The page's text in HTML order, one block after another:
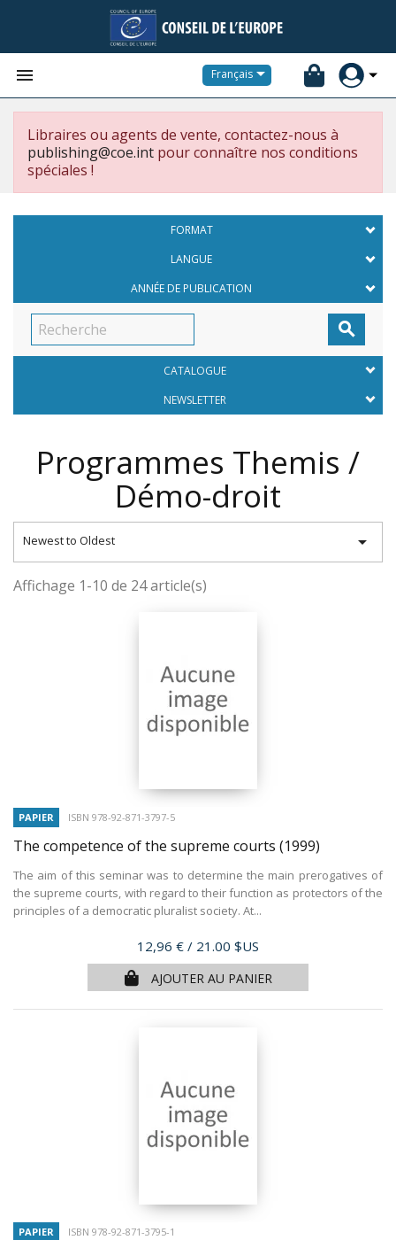
 Français
Libraires ou agents de vente, contactez-nous à
publishing@coe.int pour connaître nos conditions
spéciales !
FORMAT
LANGUE
ANNÉE DE PUBLICATION

CATALOGUE
NEWSLETTER
Programmes Themis /
Démo-droit
Newest to Oldest 
Affichage 1-10 de 24 article(s)
PAPIER ISBN 978-92-871-3797-5
The competence of the supreme courts (1999)
The aim of this seminar was to determine the main prerogatives of
the supreme courts, with regard to their function as protectors of the
principles of a democratic pluralist society. At...
Prix
12,96 € / 21.00 $US
AJOUTER AU PANIER
PAPIER ISBN 978-92-871-3795-1